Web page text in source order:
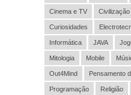
Cinema e TV Civilização
Curiosidades
Informática JAVA
Mitologia Mobile
Out4Mind Pensamento
Programação Religião